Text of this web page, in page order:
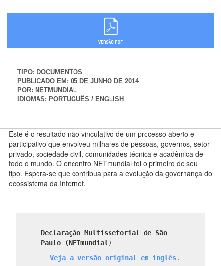
TIPO: DOCUMENTOS
PUBLICADO EM: 05 DE JUNHO DE 2014
POR: NETMUNDIAL
IDIOMAS: PORTUGUÊS / ENGLISH
Este é o resultado não vinculativo de um processo aberto e
participativo que envolveu milhares de pessoas, governos, setor
privado, sociedade civil, comunidades técnica e acadêmica de
todo o mundo. O encontro NETmundial foi o primeiro de seu
tipo. Espera-se que contribua para a evolução da governança do
ecossistema da Internet.
Declaração Multissetorial de São
Paulo (NETmundial)
Veja a versão original em inglês.